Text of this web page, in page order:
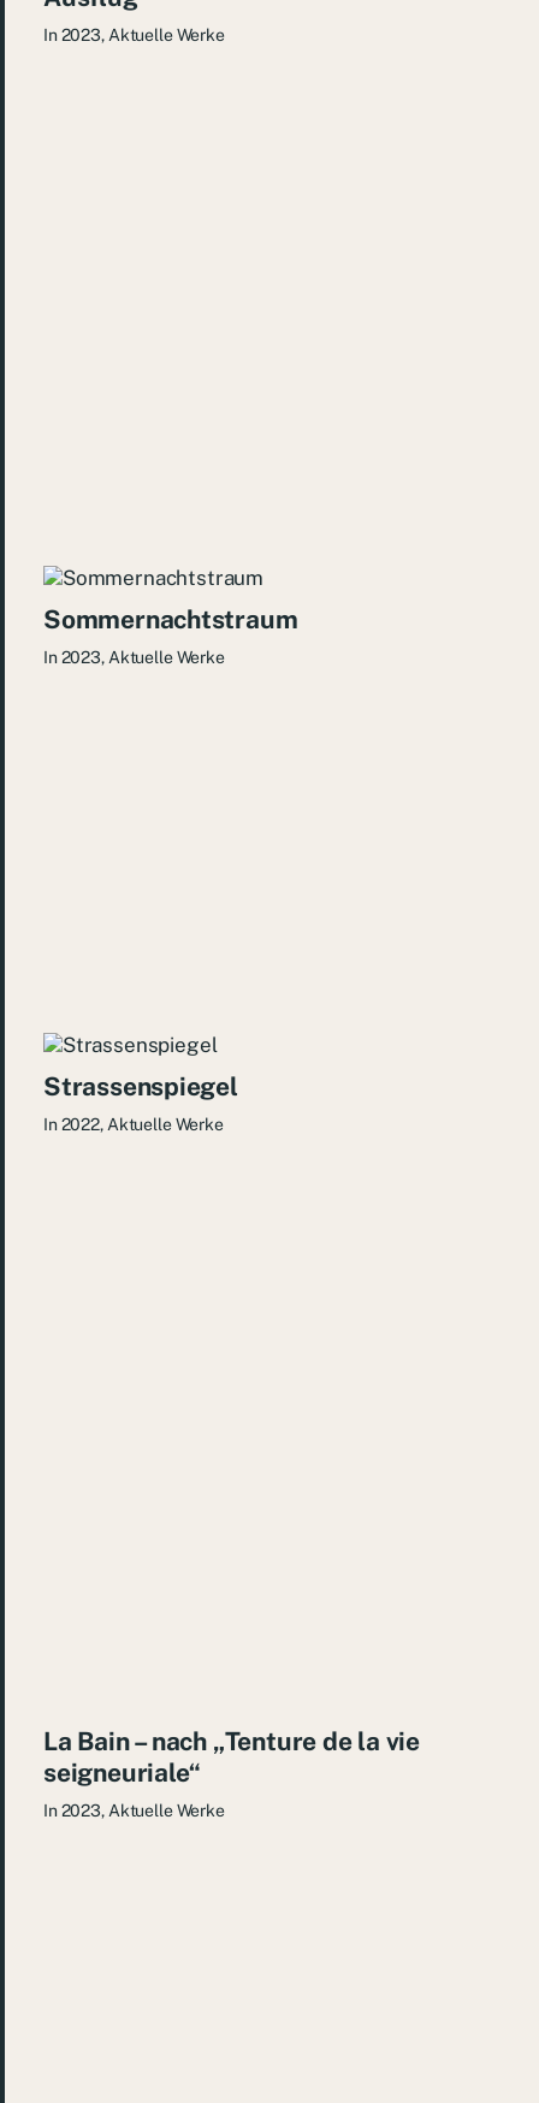
In2023,Aktuelle Werke
Sommernachtstraum
In2023, Aktuelle Werke
Strassenspiegel
In2022,Aktuelle Werke
La Bain – nach „Tenture de la vie
seigneuriale“
In2023, Aktuelle Werke